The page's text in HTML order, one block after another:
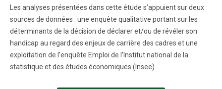
Les analyses présentées dans cette étude s’appuient sur deux
sources de données : une enquête qualitative portant sur les
déterminants de la décision de déclarer et/ou de révéler son
handicap au regard des enjeux de carrière des cadres et une
exploitation de l’enquête Emploi de l’Institut national de la
statistique et des études économiques (Insee).